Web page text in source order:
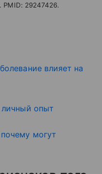
PMID: 29247426.
влияет на
личный опыт
могут